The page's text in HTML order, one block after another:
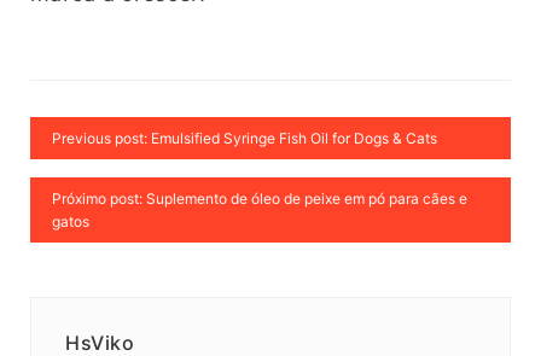
Previous post: Emulsified Syringe Fish Oil for Dogs & Cats
Próximo post: Suplemento de óleo de peixe em pó para cães e
gatos
HsViko